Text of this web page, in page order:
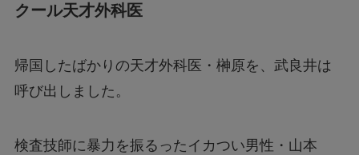
クール天才外科医
帰国したばかりの天才外科医・榊原を、武良井は
呼び出しました。
検査技師に暴力を振るったイカつい男性・山本